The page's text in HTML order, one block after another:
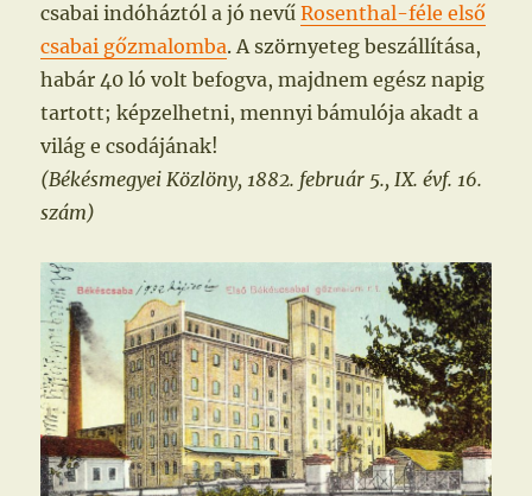
csabai indóháztól a jó nevűRosenthal-féle első
csabai gőzmalomba. A szörnyeteg beszállítása,
habár 40 ló volt befogva, majdnem egész napig
tartott; képzelhetni, mennyi bámulója akadt a
világ e csodájának!
(Békésmegyei Közlöny, 1882. február 5., IX. évf. 16.
szám)